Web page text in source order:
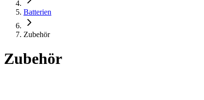
Batterien
Zubehör
Zubehör